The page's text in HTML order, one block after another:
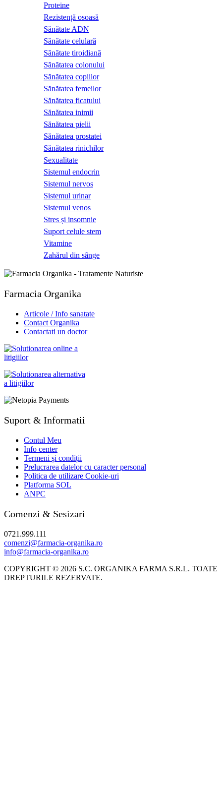
Proteine
Rezistență osoasă
Sănătate ADN
Sănătate celulară
Sănătate tiroidiană
Sănătatea colonului
Sănătatea copiilor
Sănătatea femeilor
Sănătatea ficatului
Sănătatea inimii
Sănătatea pielii
Sănătatea prostatei
Sănătatea rinichilor
Sexualitate
Sistemul endocrin
Sistemul nervos
Sistemul urinar
Sistemul venos
Stres și insomnie
Suport celule stem
Vitamine
Zahărul din sânge
Farmacia Organika
Articole / Info sanatate
Contact Organika
Contactati un doctor
Suport & Informatii
Contul Meu
Info center
Termeni și condiții
Prelucrarea datelor cu caracter personal
Politica de utilizare Cookie-uri
Platforma SOL
ANPC
Comenzi & Sesizari
0721.999.111
comenzi@farmacia-organika.ro
info@farmacia-organika.ro
COPYRIGHT © 2026 S.C. ORGANIKA FARMA S.R.L. TOATE
DREPTURILE REZERVATE.